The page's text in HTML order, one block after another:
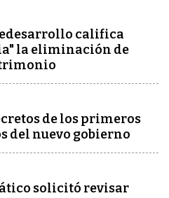
califica
la eliminación de
de los primeros
del nuevo gobierno
solicitó revisar